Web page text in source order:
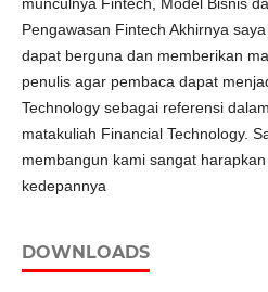
Pengawasan Fintech Akhirnya
dapat berguna dan memberikan
penulis agar pembaca dapat
Technology sebagai referensi
matakuliah Financial Technology.
membangun kami sangat
kedepannya
DOWNLOADS